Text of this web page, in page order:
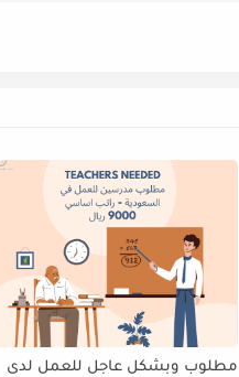
مطلوب وبشكل عاجل للعمل لدى